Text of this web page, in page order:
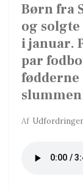
Børn fra
og
i januar.
par
fødderne
Af